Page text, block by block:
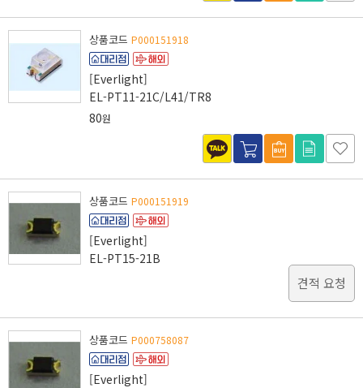
상품코드 P000151918
[Everlight]
EL-PT11-21C/L41/TR8
80원
상품코드 P000151919
[Everlight]
EL-PT15-21B
견적 요청
상품코드 P000758087
[Everlight]